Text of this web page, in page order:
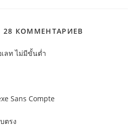
КОММЕНТАРИЕВ
ลท ไม่มีขั้นต่ำ
Sans Compte
ตรง